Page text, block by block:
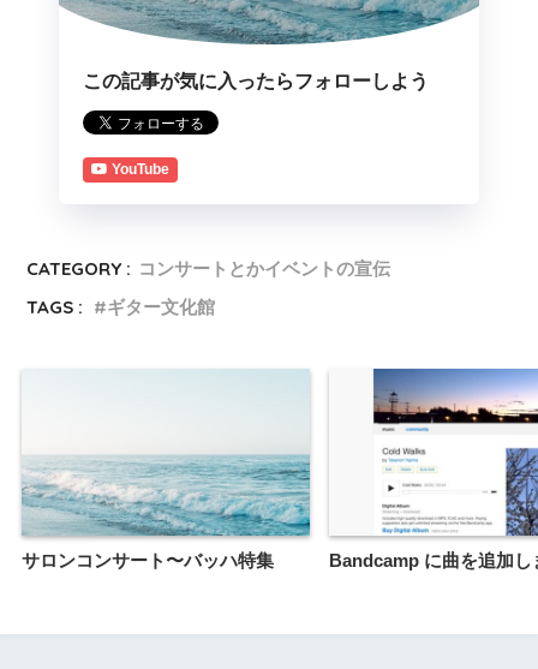
この記事が気に入ったらフォローしよう
YouTube
CATEGORY : コンサートとかイベントの宣伝
TAGS :
ギター文化館
サロンコンサート〜バッハ特集 Bandcamp に曲を追加し